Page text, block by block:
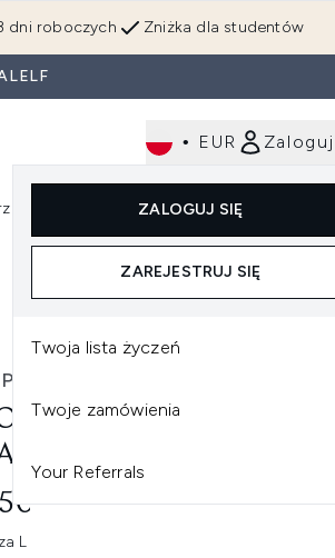
Zniżka dla studentów
dni roboczych
• EUR
ZALOGUJ SIĘ
ZAREJESTRUJ SIĘ
Twoja lista życzeń
Twoje zamówienia
Your Referrals
podmenu (Makijaż) Wejdź do podmenu (Włosy) Wejdź do podmenu (Narzędzia)
Dla mężczyzn
GERANIUM LEAF
500ML
L